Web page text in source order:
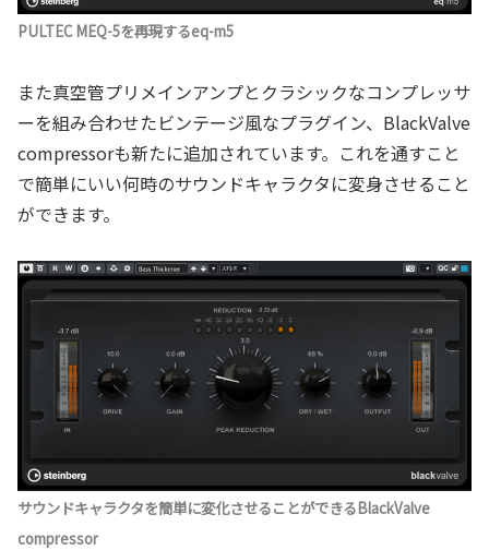
PULTEC MEQ-5を再現するeq-m5
また真空管プリメインアンプとクラシックなコンプレッサ
ーを組み合わせたビンテージ風なプラグイン、BlackValve
compressorも新たに追加されています。これを通すこと
で簡単にいい何時のサウンドキャラクタに変身させること
ができます。
サウンドキャラクタを簡単に変化させることができるBlackValve
compressor